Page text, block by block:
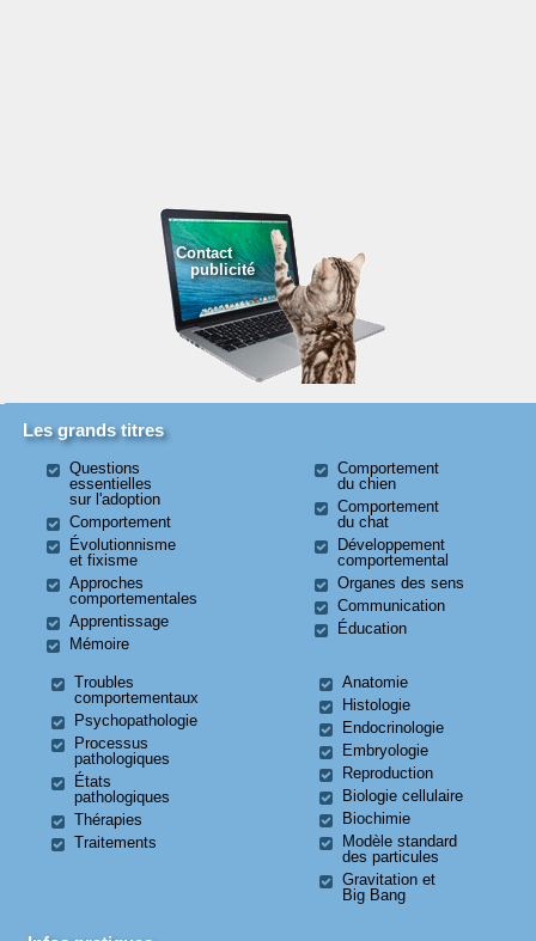
Contact
publicité
Les grands titres
Questions
essentielles
sur l'adoption
Comportement
Évolutionnisme
et fixisme
Approches
comportementales
Apprentissage
Mémoire
Comportement
du chien
Comportement
du chat
Développement
comportemental
Organes des sens
Communication
Éducation
Troubles
comportementaux
Psychopathologie
Processus
pathologiques
États
pathologiques
Thérapies
Traitements
Anatomie
Histologie
Endocrinologie
Embryologie
Reproduction
Biologie cellulaire
Biochimie
Modèle standard
des particules
Gravitation et
Big Bang